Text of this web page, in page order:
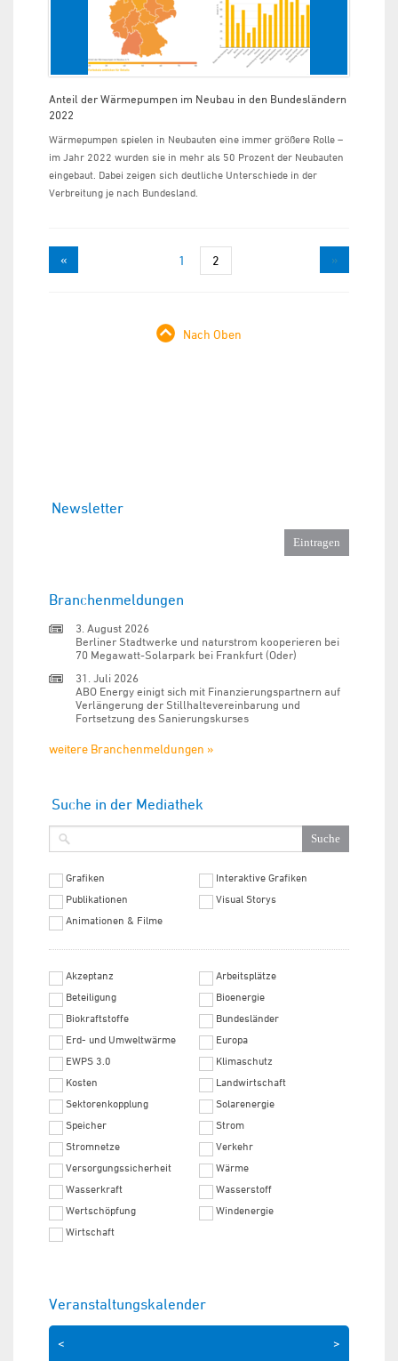
Anteil der Wärmepumpen im Neubau in den Bundesländern
2022
Wärmepumpen spielen in Neubauten eine immer größere Rolle –
im Jahr 2022 wurden sie in mehr als 50 Prozent der Neubauten
eingebaut. Dabei zeigen sich deutliche Unterschiede in der
Verbreitung je nach Bundesland.
« 1 2 »
Nach Oben
Newsletter
Branchenmeldungen
3. August 2026
Berliner Stadtwerke und naturstrom kooperieren bei
70 Megawatt-Solarpark bei Frankfurt (Oder)
31. Juli 2026
ABO Energy einigt sich mit Finanzierungspartnern auf
Verlängerung der Stillhaltevereinbarung und
Fortsetzung des Sanierungskurses
weitere Branchenmeldungen »
Suche in der Mediathek
Grafiken
Interaktive Grafiken
Publikationen
Visual Storys
Animationen & Filme
Akzeptanz
Arbeitsplätze
Beteiligung
Bioenergie
Biokraftstoffe
Bundesländer
Erd- und Umweltwärme
Europa
EWPS 3.0
Klimaschutz
Kosten
Landwirtschaft
Sektorenkopplung
Solarenergie
Speicher
Strom
Stromnetze
Verkehr
Versorgungssicherheit
Wärme
Wasserkraft
Wasserstoff
Wertschöpfung
Windenergie
Wirtschaft
Veranstaltungskalender
>
<